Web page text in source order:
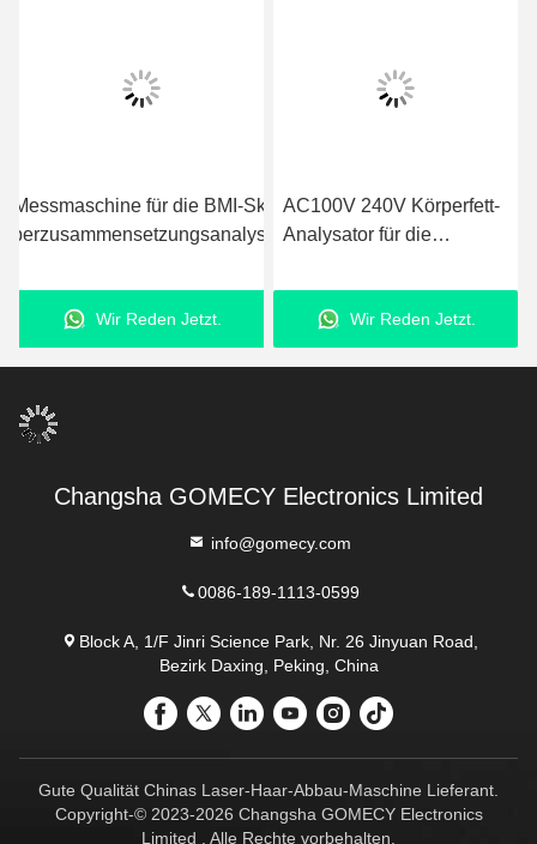
für die BMI-Skala,
Jetzt.
AC100V 240V Körperfett-
Analysator für die
Wir Reden Jetzt.
Bioelektrische
Changsha GOMECY Electronics Limited
info@gomecy.com
0086-189-1113-0599
Block A, 1/F Jinri Science Park, Nr. 26 Jinyuan Road,
Bezirk Daxing, Peking, China
Gute Qualität Chinas Laser-Haar-Abbau-Maschine Lieferant.
Copyright-© 2023-2026 Changsha GOMECY Electronics
Limited . Alle Rechte vorbehalten.